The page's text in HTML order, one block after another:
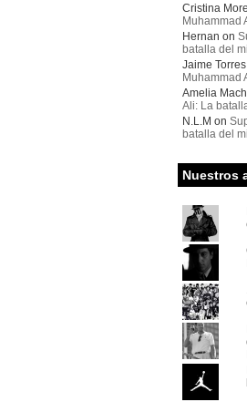
Cristina
Muhammad
Hernan on
batalla del
Jaime
Muhammad
Amelia
Ali: La
N.L.M on
batalla del
Nuestros